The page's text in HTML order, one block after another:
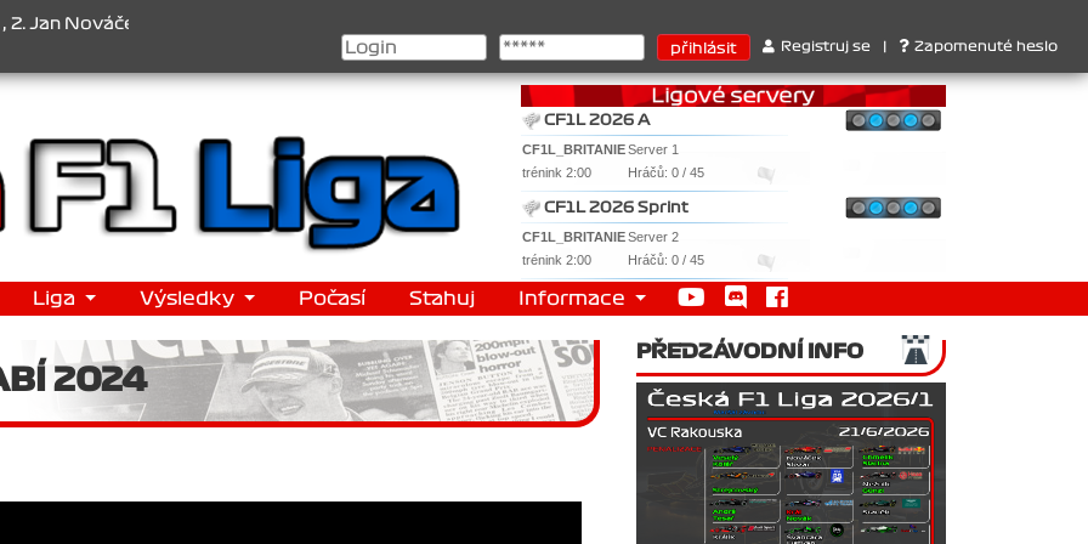
, 3. Jakub Chmelík , Pohár konstruktérů : 1. Ferrari . 2. Williams , 3. RedBull ..... SprintCup - 1. Jan Nováček , 2. Martin Slezar
Registruj se Zapomenuté heslo
CF1L 2026 A
CF1L_BRITANIEServer 1
trénink 2:00
Hráčů: 0 / 45
CF1L 2026 Sprint
CF1L_BRITANIEServer 2
trénink 2:00
Hráčů: 0 / 45
Liga Výsledky Počasí Stahuj Informace
2024
PŘEDZÁVODNÍ INFO